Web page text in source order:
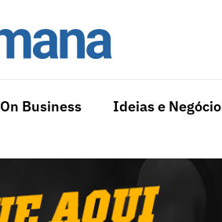
On Business Ideias e